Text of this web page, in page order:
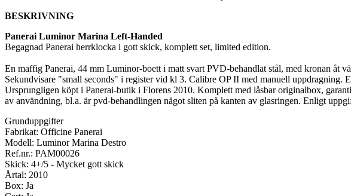
BESKRIVNING
Panerai Luminor Marina Left-Handed
Begagnad Panerai herrklocka i gott skick, komplett set, limited edition.
En maffig Panerai, 44 mm Luminor-boett i matt svart PVD-behandlat stål, med kronan åt
Sekundvisare "small seconds" i register vid kl 3. Calibre OP II med manuell uppdragning.
Ursprungligen köpt i Panerai-butik i Florens 2010. Komplett med låsbar originalbox,
av användning, bl.a. är pvd-behandlingen något sliten på kanten av glasringen. Enligt
Grunduppgifter
Fabrikat: Officine Panerai
Modell: Luminor Marina Destro
Ref.nr.: PAM00026
Skick: 4+/5 - Mycket gott skick
Årtal: 2010
Box: Ja